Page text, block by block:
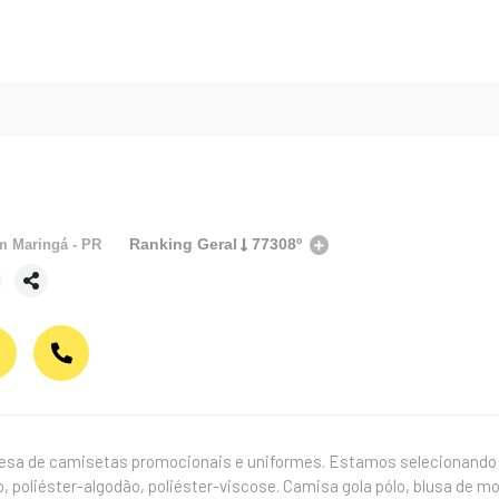
Maringá - PR Ranking Geral 77308º
de camisetas promocionais e uniformes. Estamos
poliéster-algodão, poliéster-viscose. Camisa gola pólo, blusa de